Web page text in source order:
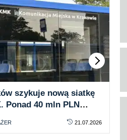
szykuje nową siatkę
Ponad 40 mln PLN
21.07.2026